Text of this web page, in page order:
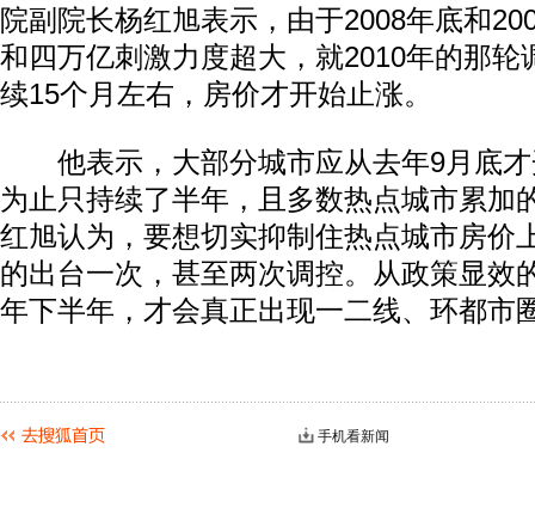
院副院长杨红旭表示，由于2008年底和
和四万亿刺激力度超大，就2010年的那轮
续15个月左右，房价才开始止涨。
他表示，大部分城市应从去年9月底才
为止只持续了半年，且多数热点城市累加
红旭认为，要想切实抑制住热点城市房价
的出台一次，甚至两次调控。从政策显效
年下半年，才会真正出现一二线、环都市
手机看新闻